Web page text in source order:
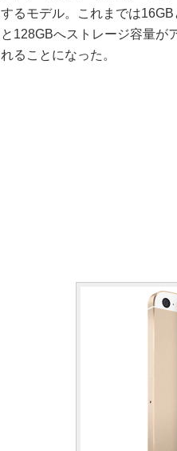
するモデル。これまでは
と128GBへストレージ容量が
れることになった。